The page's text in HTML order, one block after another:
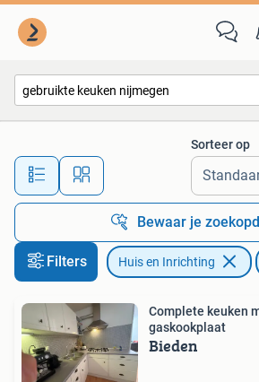
Alle afstanden…
Sorteer op
Bewaar je
Filters Huis en Inrichting
Complete keuken
gaskookplaat
Bieden